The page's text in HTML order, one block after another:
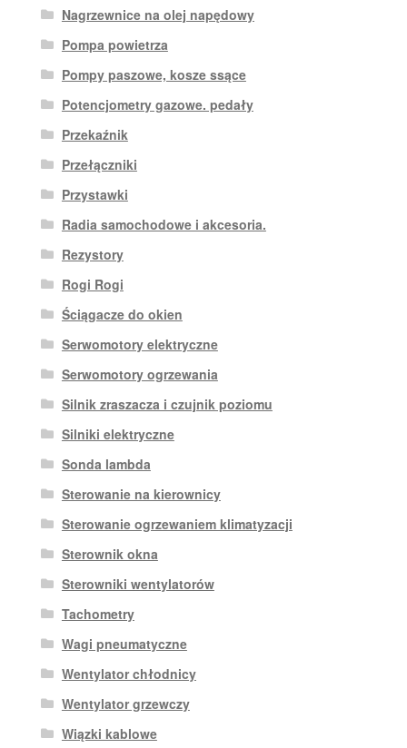
Nagrzewnice na olej napędowy
Pompa powietrza
Pompy paszowe, kosze ssące
Potencjometry gazowe. pedały
Przekaźnik
Przełączniki
Przystawki
Radia samochodowe i akcesoria.
Rezystory
Rogi Rogi
Ściągacze do okien
Serwomotory elektryczne
Serwomotory ogrzewania
Silnik zraszacza i czujnik poziomu
Silniki elektryczne
Sonda lambda
Sterowanie na kierownicy
Sterowanie ogrzewaniem klimatyzacji
Sterownik okna
Sterowniki wentylatorów
Tachometry
Wagi pneumatyczne
Wentylator chłodnicy
Wentylator grzewczy
Wiązki kablowe